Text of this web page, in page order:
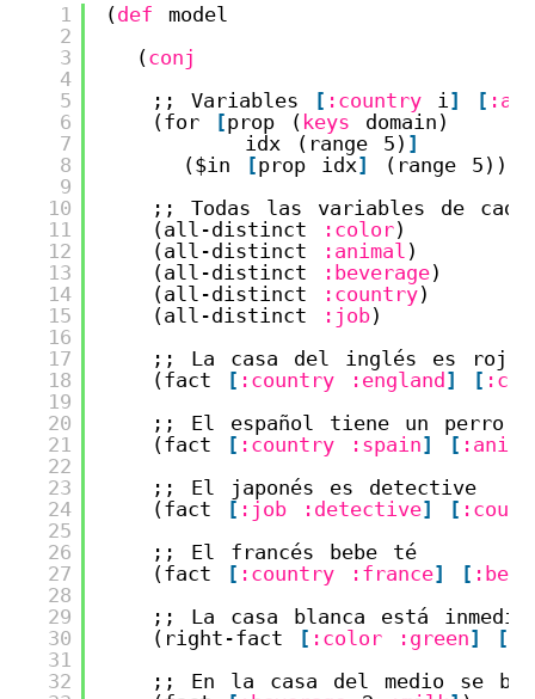
1
2
3
4
5
6
7
8
9
10
11
12
13
14
15
16
17
18
19
20
21
22
23
24
25
26
27
28
29
30
31
32
(def
model
(conj
;; Variables
[ :country i ] [
(for
[prop ( keys
domain)
idx (range 5) ]
($in
[prop idx]
(range 5)))
;; Todas las variables de
(all-distinct
:color)
(all-distinct
:animal )
(all-distinct
:beverage)
(all-distinct
:country)
(all-distinct
:job)
;; La casa del inglés es roja
(fact
[ :country :england] [
;; El español tiene un perro
(fact
[ :country :spain] [
;; El japonés es detective
(fact
[ :job :detective] [
;; El francés bebe té
(fact
[ :country :france] [
;; La casa blanca está
(right-fact
[ :color :green] [
;; En la casa del medio se